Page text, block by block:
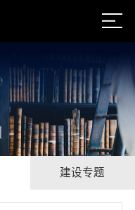
建设专题